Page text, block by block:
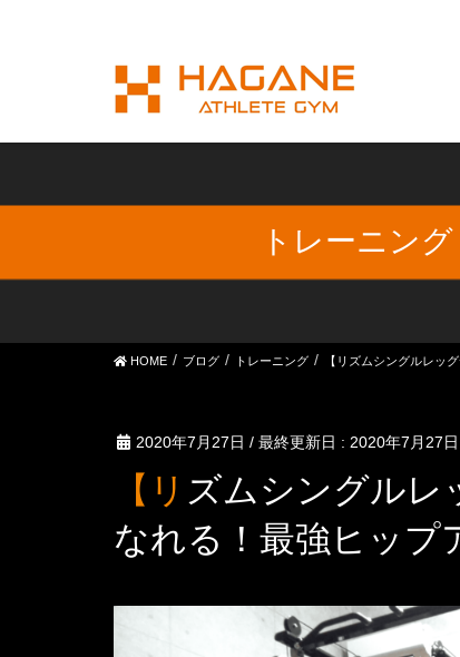
トレーニング
HOME ブログ トレーニング 【リズムシングルレッ
2020年7月27日 / 最終更新日 : 2020年7月27日
【リズムシングルレッグデッドリフト】確実に美尻に
なれる！最強ヒップ